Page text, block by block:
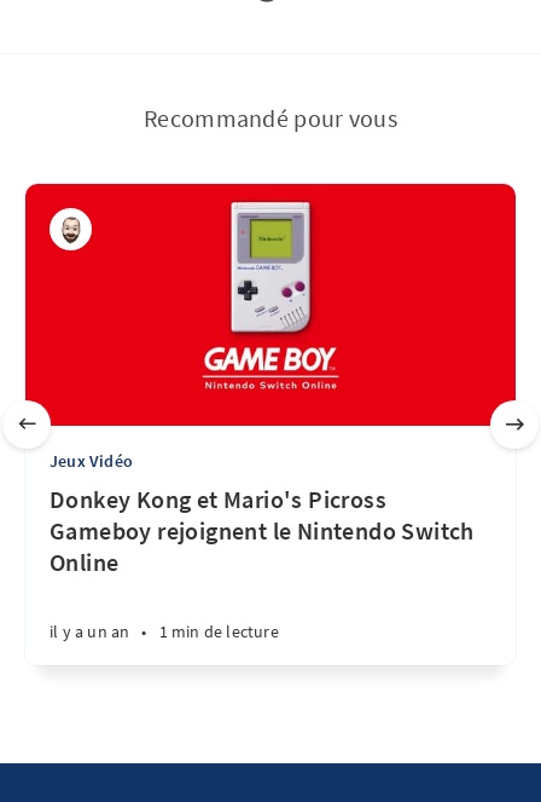
Recommandé pour vous
Jeux Vidéo
Donkey Kong et Mario's Picross
Gameboy rejoignent le Nintendo Switch
Online
il y a un an • 1 min de lecture